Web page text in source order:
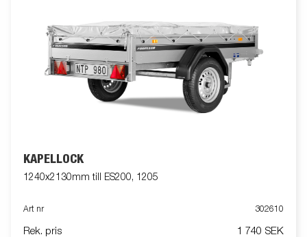
KAPELLOCK
1240x2130mm till ES200, 1205
Art nr 302610
Rek. pris 1 740 SEK